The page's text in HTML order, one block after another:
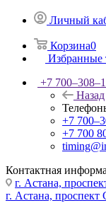
Личный
Корзина0
Избранные
+7
Назад
+7
+7 700
Контактная
г. Астана,
г. Астана, проспект